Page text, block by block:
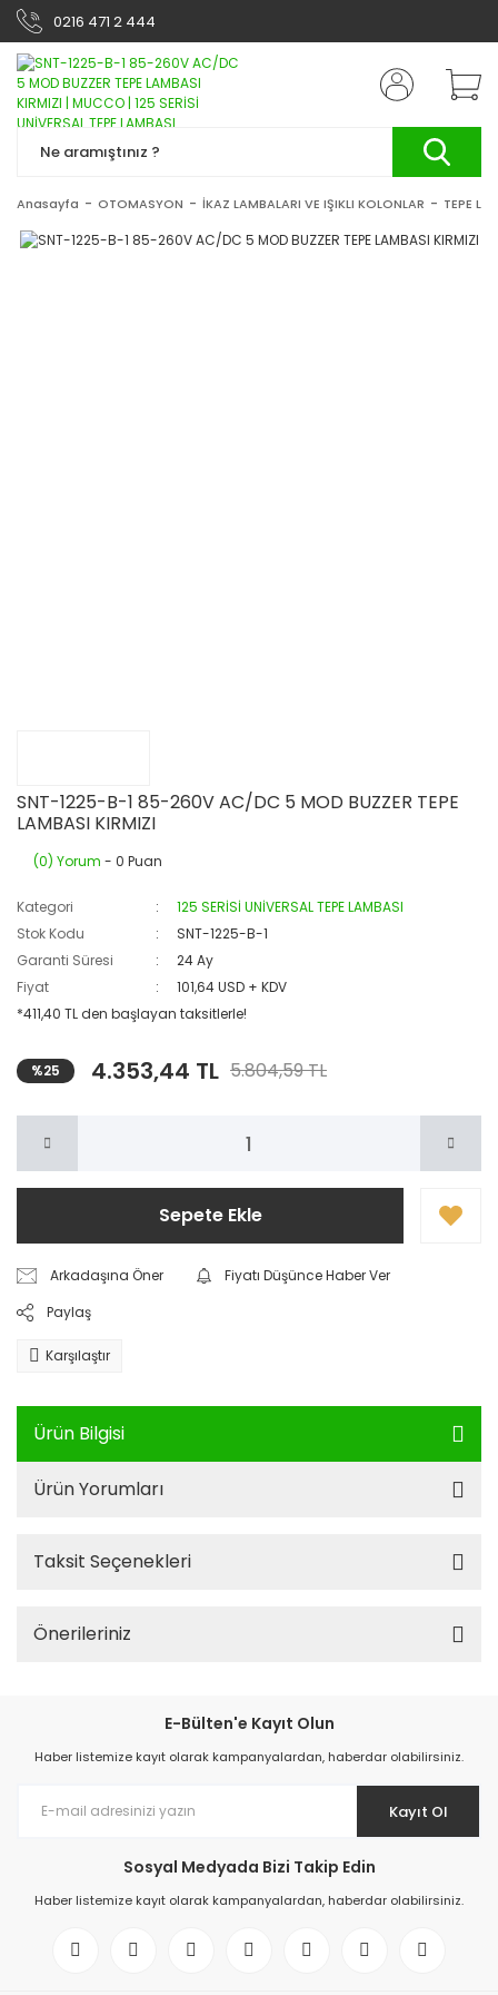
0216 471 2 444
Anasayfa OTOMASYON İKAZ LAMBALARI VE IŞIKLI KOLONLAR TEPE
SNT-1225-B-1 85-260V AC/DC 5 MOD BUZZER TEPE
LAMBASI KIRMIZI
(0) Yorum - 0 Puan
Kategori
125 SERİSİ UNİVERSAL TEPE LAMBASI
Stok Kodu
SNT-1225-B-1
Garanti Süresi
24 Ay
Fiyat
101,64 USD + KDV
*411,40 TL den başlayan taksitlerle!
%25 4.353,44 TL 5.804,59 TL
Sepete Ekle
Arkadaşına Öner
Fiyatı Düşünce Haber Ver
Paylaş
Karşılaştır
Ürün Bilgisi
Ürün Yorumları
Taksit Seçenekleri
Önerileriniz
E-Bülten'e Kayıt Olun
Haber listemize kayıt olarak kampanyalardan, haberdar olabilirsiniz.
Kayıt Ol
Sosyal Medyada Bizi Takip Edin
Haber listemize kayıt olarak kampanyalardan, haberdar olabilirsiniz.